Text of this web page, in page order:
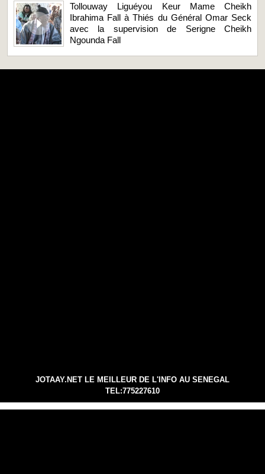
Tollouway Liguéyou Keur Mame Cheikh
Ibrahima Fall à Thiés du Général Omar Seck
avec la supervision de Serigne Cheikh
Ngounda Fall
JOTAAY.NET LE MEILLEUR DE L'INFO AU SENEGAL
TEL:775227610